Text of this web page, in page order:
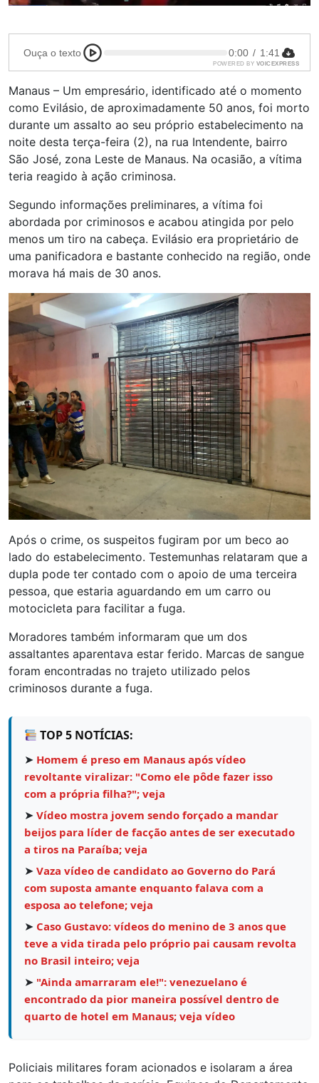
Ouça o texto 0:00 / 1:41
POWERED BY VOICEXPRESS
Manaus – Um empresário, identificado até o momento
como Evilásio, de aproximadamente 50 anos, foi morto
durante um assalto ao seu próprio estabelecimento na
noite desta terça-feira (2), na rua Intendente, bairro
São José, zona Leste de Manaus. Na ocasião, a vítima
teria reagido à ação criminosa.
Segundo informações preliminares, a vítima foi
abordada por criminosos e acabou atingida por pelo
menos um tiro na cabeça. Evilásio era proprietário de
uma panificadora e bastante conhecido na região, onde
morava há mais de 30 anos.
Após o crime, os suspeitos fugiram por um beco ao
lado do estabelecimento. Testemunhas relataram que a
dupla pode ter contado com o apoio de uma terceira
pessoa, que estaria aguardando em um carro ou
motocicleta para facilitar a fuga.
Moradores também informaram que um dos
assaltantes aparentava estar ferido. Marcas de sangue
foram encontradas no trajeto utilizado pelos
criminosos durante a fuga.
TOP 5 NOTÍCIAS:
➤ Homem é preso em Manaus após vídeo
revoltante viralizar: "Como ele pôde fazer isso
com a própria filha?"; veja
➤ Vídeo mostra jovem sendo forçado a mandar
beijos para líder de facção antes de ser executado
a tiros na Paraíba; veja
➤ Vaza vídeo de candidato ao Governo do Pará
com suposta amante enquanto falava com a
esposa ao telefone; veja
➤ Caso Gustavo: vídeos do menino de 3 anos que
teve a vida tirada pelo próprio pai causam revolta
no Brasil inteiro; veja
➤ "Ainda amarraram ele!": venezuelano é
encontrado da pior maneira possível dentro de
quarto de hotel em Manaus; veja vídeo
Policiais militares foram acionados e isolaram a área